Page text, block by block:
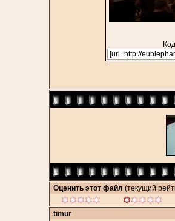
Оценить этот файл (текущий
timur